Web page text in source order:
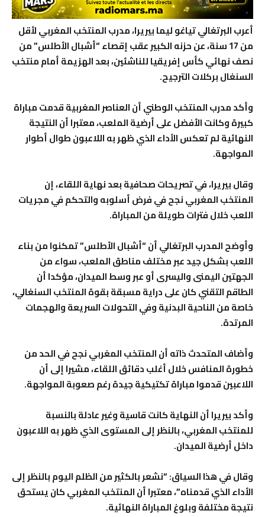
أعرب البرتغالي تياغو ليما بيريرا، مدرب المنتخب المغربي لأقل
من 17 سنة، عن حزنه الكبير عقب إقصاء “أشبال الأطلس” من
نصف نهائي كأس إفريقيا للناشئين، بعد الهزيمة أمام منتخب
السنغال بركلات الترجيح.
وأكد مدرب المنتخب الوطني أن العناصر المغربية قدمت مباراة
كبيرة وكانت الأفضل على أرضية الملعب، معتبرا أن النتيجة
النهائية لم تعكس الأداء الذي ظهر به اللاعبون طوال أطوار
المواجهة.
وقال بيريرا، في تصريحات صحافية بعد نهاية اللقاء، إن
المنتخب المغربي نجح في فرض أسلوبه والتحكم في مجريات
اللعب خلال فترات طويلة من المباراة.
وأوضح المدرب البرتغالي أن “أشبال الأطلس” تمكنوا من بناء
اللعب بشكل جيد عبر مختلف مناطق الملعب، سواء من
الجهتين اليمنى واليسرى أو عبر وسط الميدان، مؤكدا أن
الطاقم التقني كان على دراية مسبقة بقوة المنتخب السنغالي،
خاصة من الناحية البدنية وفي التحولات السريعة والهجمات
المرتدة.
وأضاف المتحدث ذاته أن المنتخب المغربي نجح في الحد من
خطورة المنافس خلال أغلب دقائق اللقاء، مشيرا إلى أن
اللاعبين قدموا مباراة تكتيكية جيدة رغم صعوبة المواجهة.
وأكد بيريرا أن النهاية كانت قاسية وغير عادلة بالنسبة
للمنتخب المغربي، بالنظر إلى المستوى الذي ظهر به اللاعبون
داخل أرضية الميدان.
وقال في هذا السياق: “نشعر بالكثير من الظلم اليوم بالنظر إلى
الأداء الذي قدمناه”، معتبرا أن المنتخب المغربي كان يستحق
نتيجة مختلفة وبلوغ المباراة النهائية.